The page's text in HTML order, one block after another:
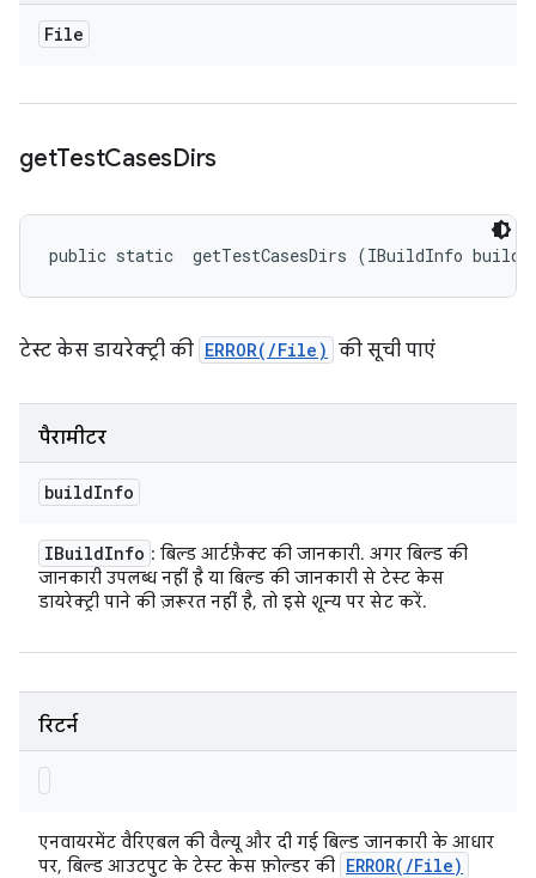
File
getTestCasesDirs
public static getTestCasesDirs (IBuildInfo
टेस्ट केस डायरेक्ट्री की ERROR(/File) की सूची पाएं
पैरामीटर
buildInfo
IBuildInfo : बिल्ड आर्टफ़ैक्ट की जानकारी. अगर बिल्ड की
जानकारी उपलब्ध नहीं है या बिल्ड की जानकारी से टेस्ट केस
डायरेक्ट्री पाने की ज़रूरत नहीं है, तो इसे शून्य पर सेट करें.
रिटर्न
एनवायरमेंट वैरिएबल की वैल्यू और दी गई बिल्ड जानकारी के आधार
पर, बिल्ड आउटपुट के टेस्ट केस फ़ोल्डर की ERROR( /File)